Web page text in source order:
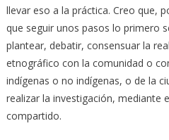
llevar eso a la práctica. Creo que,
que seguir unos pasos lo primero
plantear, debatir, consensuar la
etnográfico con la comunidad o
indígenas o no indígenas, o de la
realizar la investigación, mediante
compartido.